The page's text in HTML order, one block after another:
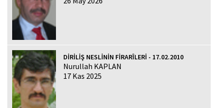
DİRİLİŞ NESLİNİN FİRARÎLERİ - 17.02.2010
Nurullah KAPLAN
17 Kas 2025